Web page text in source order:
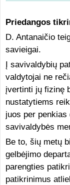
Priedangos
D. Antanaičio
savieigai.
Į savivaldybių
valdytojai ne
įvertinti jų fizinę
nustatytiems
juos per penkias
savivaldybės
Be to, šių metų
gelbėjimo
parengties
patikrinimus